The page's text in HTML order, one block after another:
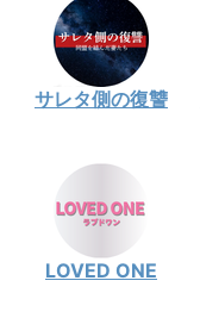
サレタ側の復讐
LOVED ONE